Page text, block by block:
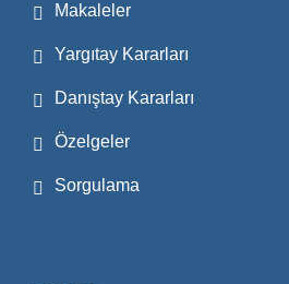
Makaleler
Yargıtay Kararları
Danıştay Kararları
Özelgeler
Sorgulama